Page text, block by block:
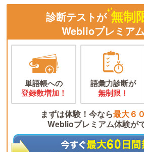
診断テストが 無制
Weblioプレミア
単語帳への
登録数増加！
語彙力診断が
無制限！
まずは体験！今なら最大６
Weblioプレミアム体験が